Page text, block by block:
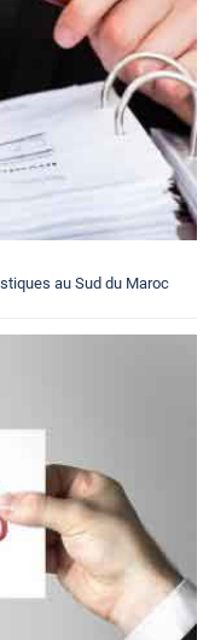
au Sud du Maroc